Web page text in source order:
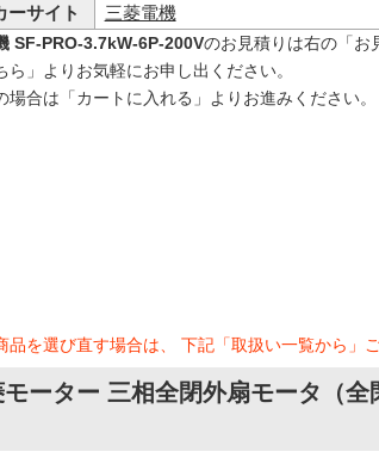
ーサイト
三菱電機
SF-PRO-3.7kW-6P-200Vのお見積りは右の「お
ら」よりお気軽にお申し出ください。
場合は「カートに入れる」よりお進みください。
品を選び直す場合は、 下記「取扱い一覧から」
モーター 三相全閉外扇モータ（